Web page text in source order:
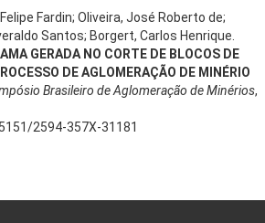
Fardin; Oliveira, José Roberto de;
Santos; Borgert, Carlos Henrique.
GERADA NO CORTE DE BLOCOS DE
DE AGLOMERAÇÃO DE MINÉRIO
Brasileiro de Aglomeração de Minérios,
2594-357X-31181